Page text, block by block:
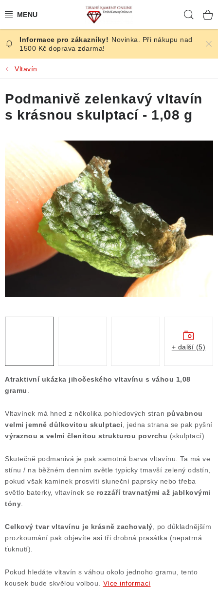
na
ČESKÉ KAMENY
ŠPERKY
KAMENY ZE SVĚTA
BROUŠENÉ
ÚČINKY
KRYSTALY
ČLÁNKY
NALEZIŠTĚ
NÁŠ PŘÍBĚH
Ochrana osobních údajů
Formulář pro uplatnění reklamace
Formulář pro odstoupení od smlouvy
Novinka. Při nákupu nad
1500 Kč doprava zdarma!
Vltavín
Atraktivní ukázka jihočeského vltavínu s váhou 1,08
gramu
Vltavínek má hned z několika pohledových stran půvabnou
velmi jemně důlkovitou skulptaci , jedna strana se pak pyšní
výraznou a velmi členitou strukturou povrchu (skulptací).
Skutečně podmanivá je pak samotná barva vltavínu. Ta má ve
stínu / na běžném denním světle typicky tmavší zelený odstín,
pokud však kamínek prosvítí sluneční paprsky nebo třeba
světlo baterky, vltavínek se rozzáří travnatými až jablkovými
tóny
Celkový tvar vltavínu je krásně zachovalý , po důkladnějším
prozkoumání pak objevíte asi tři drobná prasátka (nepatrná
ťuknutí).
Pokud hledáte vltavín s váhou okolo jednoho gramu, tento
kousek bude skvělou volbou.
Více informací
Podmanivě zelenkavý vltavín
s krásnou skulptací - 1,08 g
+ další (5)